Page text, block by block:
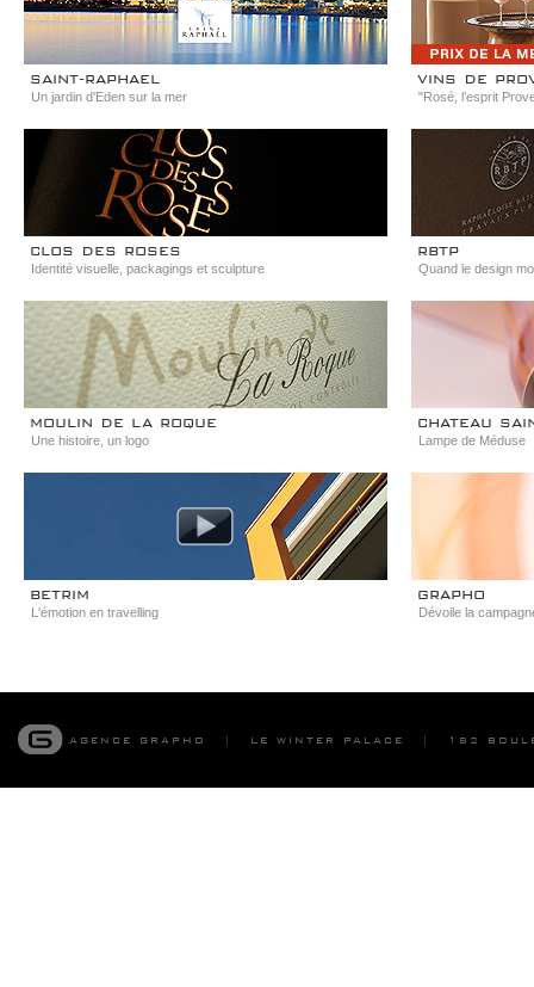
saint-raphael
Un jardin d'Eden sur la mer
vins de
"Rosé, l’esprit
clos des roses
Identité visuelle, packagings et sculpture
rbtp
Quand le design
moulin de la roque
Une histoire, un logo
chateau
Lampe de Méduse
betrim
L'émotion en travelling
grapho
Dévoile la
agence grapho le winter palace 182